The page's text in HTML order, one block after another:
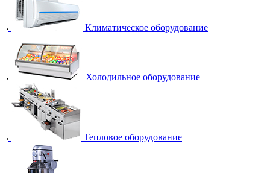
Климатическое оборудование
Холодильное оборудование
Тепловое оборудование